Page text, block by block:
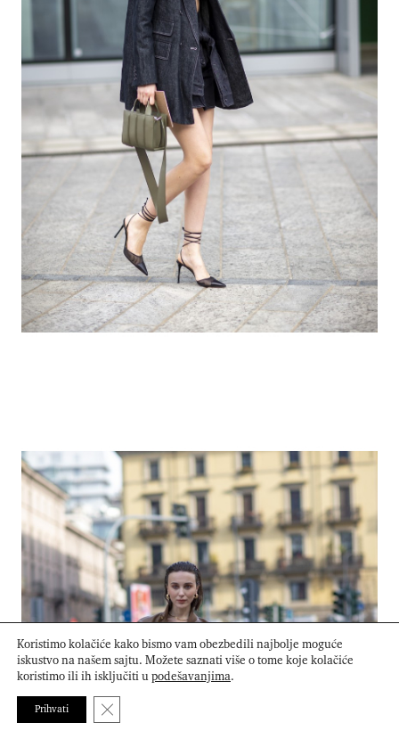
Koristimo kolačiće kako bismo vam obezbedili najbolje moguće
iskustvo na našem sajtu. Možete saznati više o tome koje kolačiće
koristimo ili ih isključiti upodešavanjima.
Prihvati Close GDPR Cookie Banner